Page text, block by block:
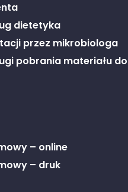
dietetyka
przez mikrobiologa
pobrania materiału do
– online
– druk